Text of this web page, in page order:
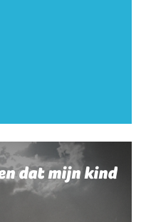
dat mijn kind